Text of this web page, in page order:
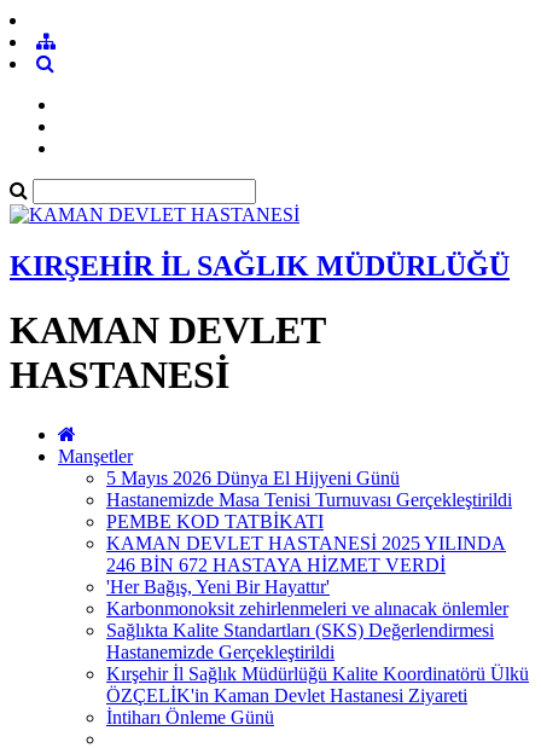
KIRŞEHİR İL SAĞLIK MÜDÜRLÜĞÜ
KAMAN DEVLET
HASTANESİ
Manşetler
5 Mayıs 2026 Dünya El Hijyeni Günü
Hastanemizde Masa Tenisi Turnuvası Gerçekleştirildi
PEMBE KOD TATBİKATI
KAMAN DEVLET HASTANESİ 2025 YILINDA
246 BİN 672 HASTAYA HİZMET VERDİ
'Her Bağış, Yeni Bir Hayattır'
Karbonmonoksit zehirlenmeleri ve alınacak önlemler
Sağlıkta Kalite Standartları (SKS) Değerlendirmesi
Hastanemizde Gerçekleştirildi
Kırşehir İl Sağlık Müdürlüğü Kalite Koordinatörü Ülkü
ÖZÇELİK'in Kaman Devlet Hastanesi Ziyareti
İntiharı Önleme Günü